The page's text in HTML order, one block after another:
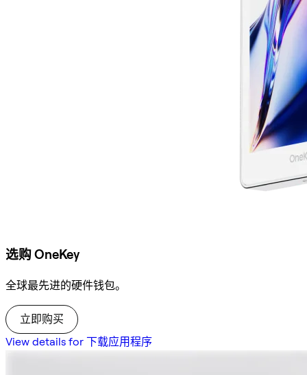
选购 OneKey
全球最先进的硬件钱包。
立即购买
View details for 下载应用程序